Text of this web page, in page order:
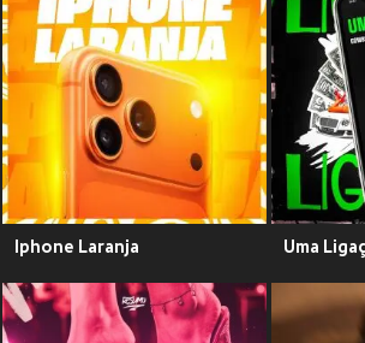
Iphone Laranja Uma